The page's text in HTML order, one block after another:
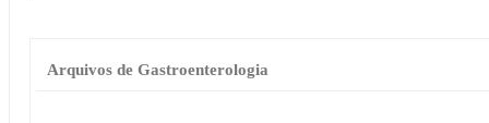
Arquivos de Gastroenterologia